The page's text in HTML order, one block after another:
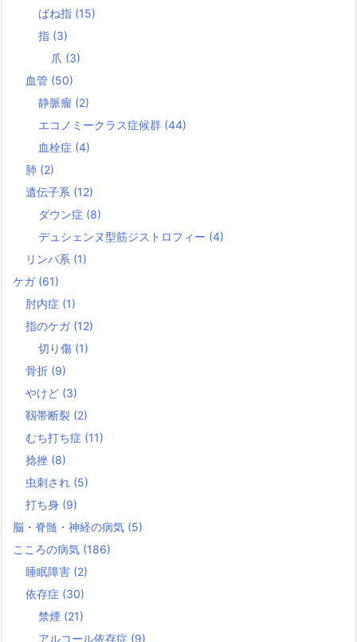
ばね指 (15)
指 (3)
爪 (3)
血管 (50)
静脈瘤 (2)
エコノミークラス症候群 (44)
血栓症 (4)
肺 (2)
遺伝子系 (12)
ダウン症 (8)
デュシェンヌ型筋ジストロフィー (4)
リンパ系 (1)
ケガ (61)
肘内症 (1)
指のケガ (12)
切り傷 (1)
骨折 (9)
やけど (3)
靱帯断裂 (2)
むち打ち症 (11)
捻挫 (8)
虫刺され (5)
打ち身 (9)
脳・脊髄・神経の病気 (5)
こころの病気 (186)
睡眠障害 (2)
依存症 (30)
禁煙 (21)
アルコール依存症 (9)